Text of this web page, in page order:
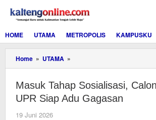
konten
HOME
UTAMA METROPOLIS KAMPUSKU
Home » UTAMA »
Tahap
Calon
Rektor
UPR
Masuk Tahap Sosialisasi,
UPR Siap Adu Gagasan
19 Juni 2026